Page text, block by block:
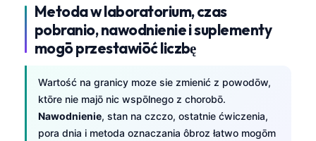
Metoda w laboratorium, czas
pobranio, nawodnienie i suplementy
mogō przestawiōć liczbę
Wartość na granicy moze sie zmienić z powodōw,
ktōre nie majō nic wspōlnego z chorobō.
Nawodnienie, stan na czczo, ostatnie ćwiczenia,
pora dnia i metoda oznaczania ôbroz łatwo mogōm